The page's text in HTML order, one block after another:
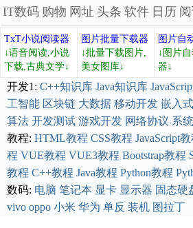
IT数码 购物 网址 头条 软件 日历
TxT小说阅读器
↓语音阅读,小说
下载,古典文学↓
图片批量下载器
↓批量下载图片,
美女图库↓
图片自
↓图片
器↓
开发1: C++知识库 Java知识库
工智能 区块链 大数据 移动开发 嵌入式
算法 开发测试 游戏开发 网络协议 系
教程: HTML教程 CSS教程 JavaScript
程 VUE教程 VUE3教程 Bootstrap教程
教程 C++教程 Java教程 Python教程
数码: 电脑 笔记本 显卡 显示器 固态硬
vivo oppo 小米 华为 单反 装机 图拉丁